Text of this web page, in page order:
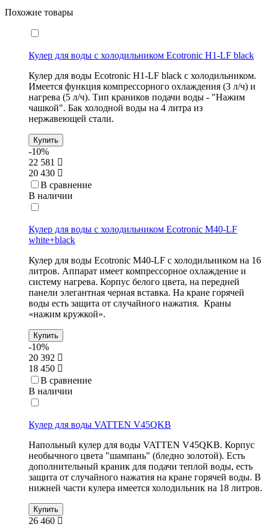
Похожие товары
Кулер для воды с холодильником Ecotronic H1-LF black
Кулер для воды Ecotronic H1-LF black с холодильником.
Имеется функция компрессорного охлаждения (3 л/ч) и
нагрева (5 л/ч). Тип краников подачи воды - "Нажим
чашкой". Бак холодной воды на 4 литра из
нержавеющей стали.
Купить
-10%
22 581
20 430
В сравнение
В наличии
Кулер для воды с холодильником Ecotronic M40-LF
white+black
Кулер для воды Ecotronic M40-LF с холодильником на 16
литров. Аппарат имеет компрессорное охлаждение и
систему нагрева. Корпус белого цвета, на передней
панели элегантная черная вставка. На кране горячей
воды есть защита от случайного нажатия. Краны
«нажим кружкой».
Купить
-10%
20 392
18 450
В сравнение
В наличии
Кулер для воды VATTEN V45QKB
Напольный кулер для воды VATTEN V45QKB. Корпус
необычного цвета "шампань" (бледно золотой). Есть
дополнительный краник для подачи теплой воды, есть
защита от случайного нажатия на кране горячей воды. В
нижней части кулера имеется холодильник на 18 литров.
Купить
26 460